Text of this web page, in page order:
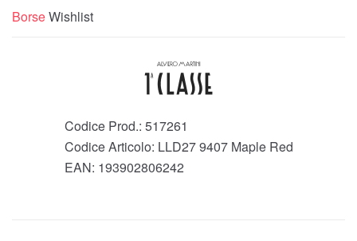
BorseWishlist
Codice Prod.: 517261
Codice Articolo: LLD27 9407 Maple Red
EAN: 193902806242